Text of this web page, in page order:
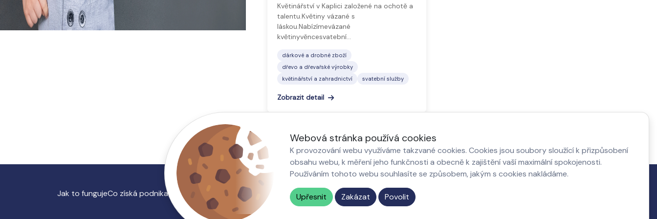
Webová stránka používá cookies
K provozování webu využíváme takzvané cookies. Cookies jsou soubory sloužící k přizpůsobení
obsahu webu, k měření jeho funkčnosti a obecně k zajištění vaší maximální spokojenosti.
Používáním tohoto webu souhlasíte se způsobem, jakým s cookies nakládáme.
Upřesnit Zakázat Povolit
Květinářství v Kaplici založené na ochotě a
talentu.Květiny vázané s
láskou.Nabízímevázané
květinyvěncesvatební…
dárkové a drobné zboží
dřevo a dřevařské výrobky
květinářství a zahradnictví
svatební služby
Zobrazit detail
Jak to fungujeCo získá podnikatel O nás, kontakty Nastavení cookies